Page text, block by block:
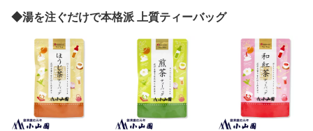
◆湯を注ぐだけで本格派 上質ティーバッグ